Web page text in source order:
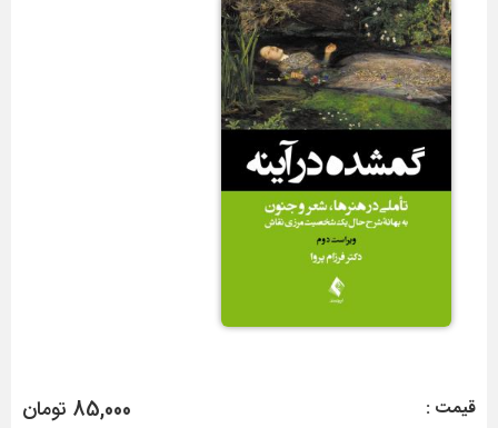
قیمت : 85,000 تومان